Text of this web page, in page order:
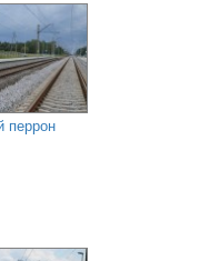
перрон